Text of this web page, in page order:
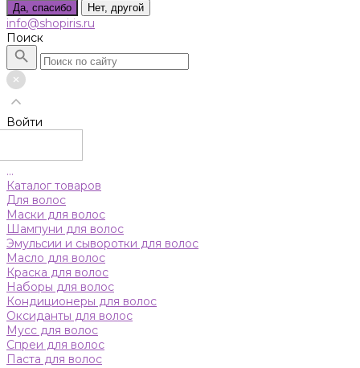
Да, спасибо Нет, другой
info@shopiris.ru
Поиск
Войти
...
Каталог товаров
Для волос
Маски для волос
Шампуни для волос
Эмульсии и сыворотки для волос
Масло для волос
Краска для волос
Наборы для волос
Кондиционеры для волос
Оксиданты для волос
Мусс для волос
Спреи для волос
Паста для волос